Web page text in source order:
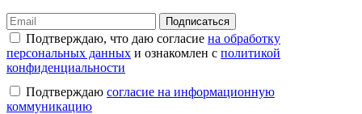
Подписаться
Подтверждаю, что даю согласие на обработку
персональных данных и ознакомлен с политикой
конфиденциальности
Подтверждаю согласие на информационную
коммуникацию